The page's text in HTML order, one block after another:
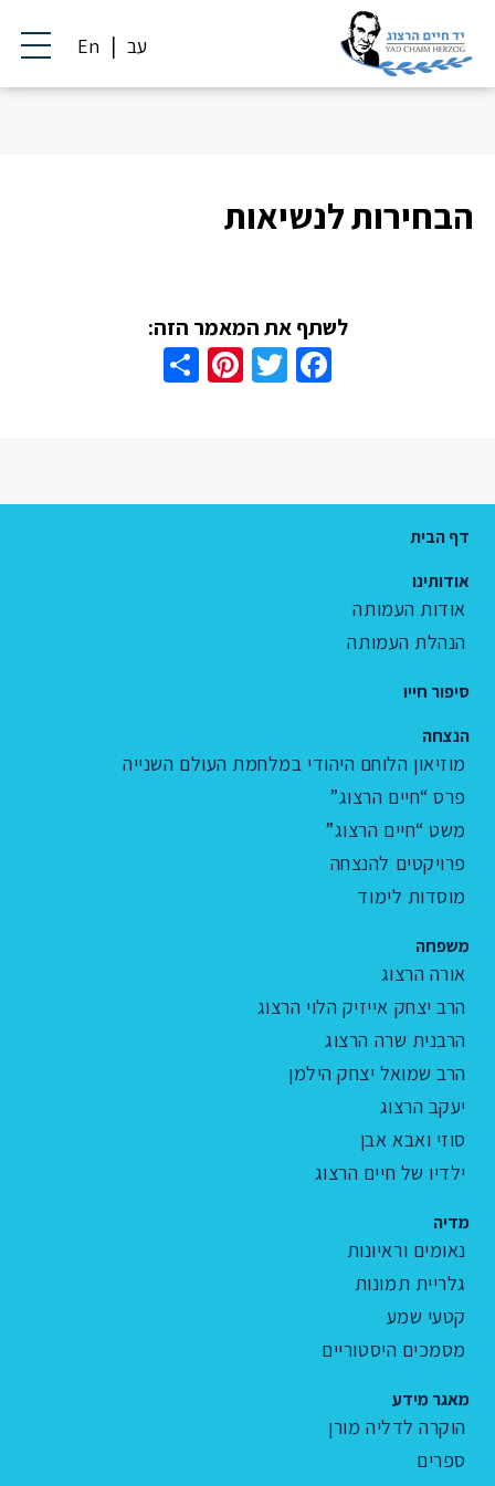
עב En
הבחירות לנשיאות
לשתף את המאמר הזה:
Facebook
Twitter
Pinterest
דף הבית
אודותינו
אודות העמותה
הנהלת העמותה
סיפור חייו
הנצחה
מוזיאון הלוחם היהודי במלחמת העולם השנייה
פרס “חיים הרצוג”
משט “חיים הרצוג”
פרויקטים להנצחה
מוסדות לימוד
משפחה
אורה הרצוג
הרב יצחק אייזיק הלוי הרצוג
הרבנית שרה הרצוג
הרב שמואל יצחק הילמן
יעקב הרצוג
סוזי ואבא אבן
ילדיו של חיים הרצוג
מדיה
נאומים וראיונות
גלריית תמונות
קטעי שמע
מסמכים היסטוריים
מאגר מידע
הוקרה לדליה מורן
ספרים